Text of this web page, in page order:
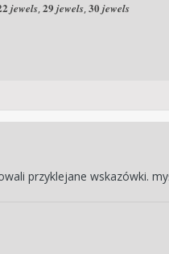
𝒋𝒆𝒘𝒆𝒍𝒔, 𝟐𝟗 𝒋𝒆𝒘𝒆𝒍𝒔, 𝟑𝟎 𝒋𝒆𝒘𝒆𝒍𝒔
przyklejane wskazówki.